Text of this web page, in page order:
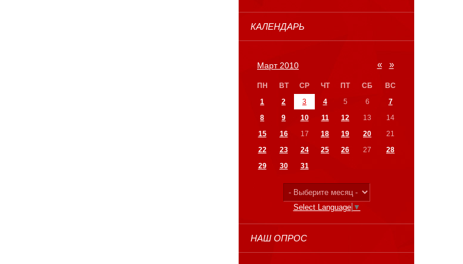
КАЛЕНДАРЬ
«
Март 2010 »
ПН ВТ СР ЧТ ПТ СБ
ВС
1
2 3 4 5 6
7
8
9 10 11 12 13
14
15
16 17 18 19 20
21
22
23 24 25 26 27
28
29
30 31
Select Language ▼
НАШ ОПРОС